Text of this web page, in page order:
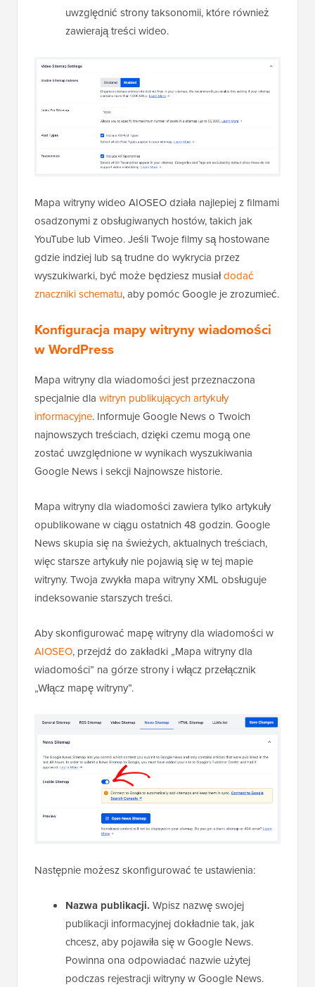
uwzględnić strony taksonomii, które również
zawierają treści wideo.
Mapa witryny wideo AIOSEO działa najlepiej z filmami
osadzonymi z obsługiwanych hostów, takich jak
YouTube lub Vimeo. Jeśli Twoje filmy są hostowane
gdzie indziej lub są trudne do wykrycia przez
wyszukiwarki, być może będziesz musiałdodać
znaczniki schematu, aby pomóc Google je zrozumieć.
Konfiguracja mapy witryny wiadomości
w WordPress
Mapa witryny dla wiadomości jest przeznaczona
specjalnie dla witryn publikujących artykuły
informacyjne. Informuje Google News o Twoich
najnowszych treściach, dzięki czemu mogą one
zostać uwzględnione w wynikach wyszukiwania
Google News i sekcji Najnowsze historie.
Mapa witryny dla wiadomości zawiera tylko artykuły
opublikowane w ciągu ostatnich 48 godzin. Google
News skupia się na świeżych, aktualnych treściach,
więc starsze artykuły nie pojawią się w tej mapie
witryny. Twoja zwykła mapa witryny XML obsługuje
indeksowanie starszych treści.
Aby skonfigurować mapę witryny dla wiadomości w
AIOSEO, przejdź do zakładki „Mapa witryny dla
wiadomości” na górze strony i włącz przełącznik
„Włącz mapę witryny”.
Następnie możesz skonfigurować te ustawienia:
Nazwa publikacji. Wpisz nazwę swojej
publikacji informacyjnej dokładnie tak, jak
chcesz, aby pojawiła się w Google News.
Powinna ona odpowiadać nazwie użytej
podczas rejestracji witryny w Google News.